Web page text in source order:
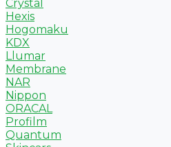
Crystal
Hexis
Hogomaku
KDX
Llumar
Membrane
NAR
Nippon
ORACAL
Profilm
Quantum